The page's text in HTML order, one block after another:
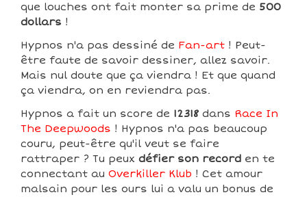
que louches ont fait monter sa prime de 500
dollars !
Hypnos n'a pas dessiné de Fan-art ! Peut-
être faute de savoir dessiner, allez savoir.
Mais nul doute que ça viendra ! Et que quand
ça viendra, on en reviendra pas.
Hypnos a fait un score de 12318 dans Race In
The Deepwoods ! Hypnos n'a pas beaucoup
couru, peut-être qu'il veut se faire
rattraper ? Tu peux défier son record en te
connectant au Overkiller Klub ! Cet amour
malsain pour les ours lui a valu un bonus de